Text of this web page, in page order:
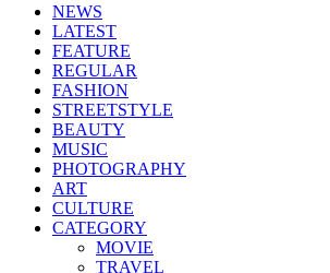
NEWS
LATEST
FEATURE
REGULAR
FASHION
STREETSTYLE
BEAUTY
MUSIC
PHOTOGRAPHY
ART
CULTURE
CATEGORY
MOVIE
TRAVEL